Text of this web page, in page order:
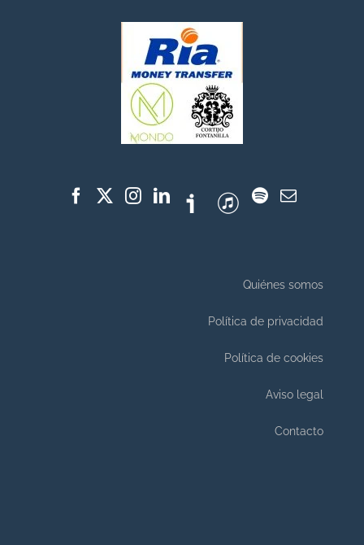
Quiénes somos
Política de privacidad
Política de cookies
Aviso legal
Contacto